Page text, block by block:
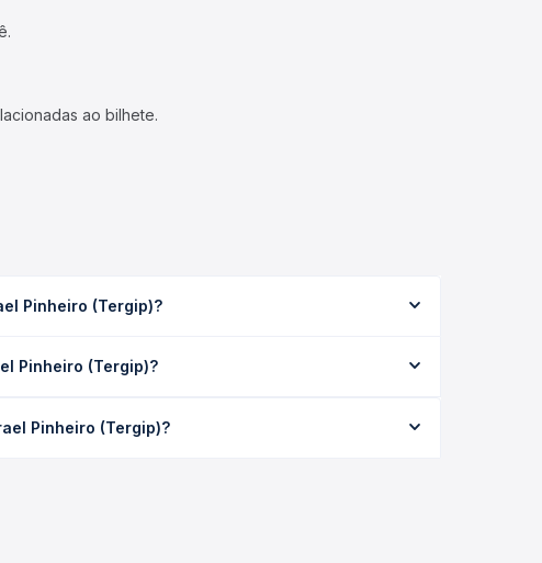
ao bilhete.
Pinheiro (Tergip)?
horários disponíveis e vê a duração exata de cada
Pinheiro (Tergip)?
de todas as viações em tempo real e garante a
Pinheiro (Tergip)?